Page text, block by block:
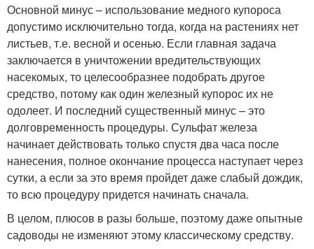
Основной минус – использование медного купороса
допустимо исключительно тогда, когда на растениях нет
листьев, т.е. весной и осенью. Если главная задача
заключается в уничтожении вредительствующих
насекомых, то целесообразнее подобрать другое
средство, потому как один железный купорос их не
одолеет. И последний существенный минус – это
долговременность процедуры. Сульфат железа
начинает действовать только спустя два часа после
нанесения, полное окончание процесса наступает через
сутки, а если за это время пройдет даже слабый дождик,
то всю процедуру придется начинать сначала.
В целом, плюсов в разы больше, поэтому даже опытные
садоводы не изменяют этому классическому средству.